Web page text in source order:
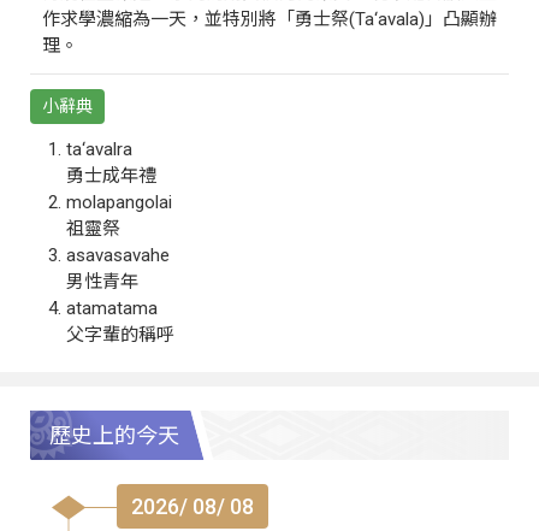
作求學濃縮為一天，並特別將「勇士祭(Ta‘avala)」凸顯辦
理。
小辭典
ta‘avalra
勇士成年禮
molapangolai
祖靈祭
asavasavahe
男性青年
atamatama
父字輩的稱呼
歷史上的今天
2026/ 08/ 08